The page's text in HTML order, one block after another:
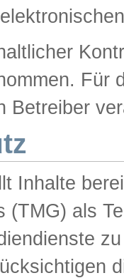
Für
Betreiber
Inhalte
(TMG) als